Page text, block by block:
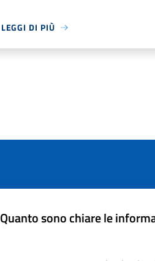
LEGGI DI PIÙ
Quanto sono chiare le